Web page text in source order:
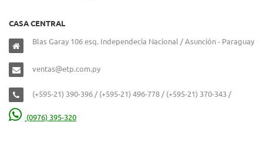
CASA CENTRAL
Blas Garay 106 esq. Independecia Nacional / Asunción - Paraguay
ventas@etp.com.py
(+595-21) 390-396 / (+595-21) 496-778 / (+595-21) 370-343 /
(0976) 395-320